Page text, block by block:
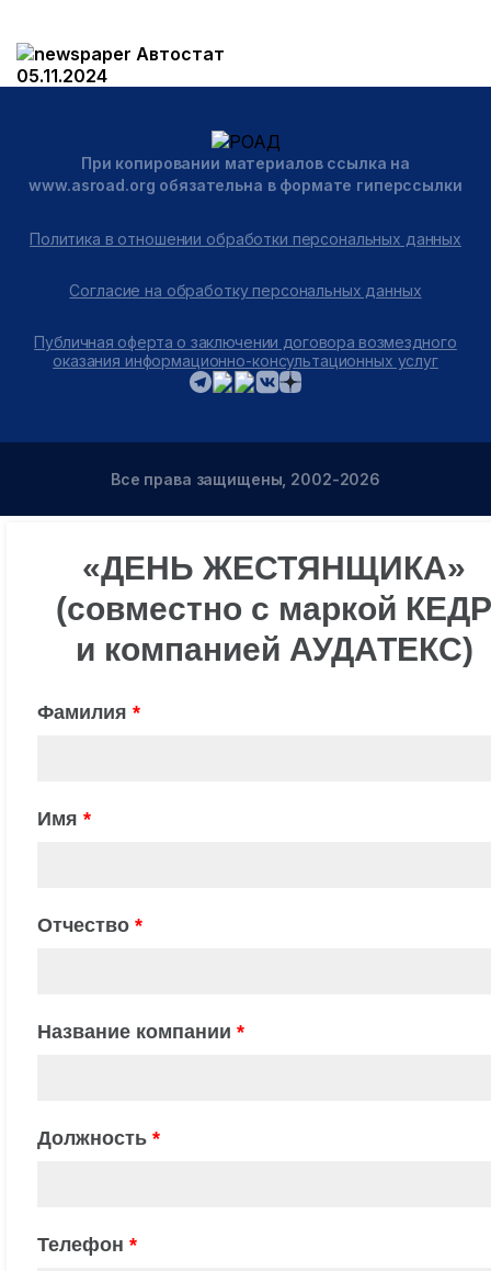
Автостат
05.11.2024
При копировании материалов ссылка на
www.asroad.org обязательна в формате гиперссылки
Политика в отношении обработки персональных данных
Согласие на обработку персональных данных
Публичная оферта о заключении договора возмездного
оказания информационно-консультационных услуг
Все права защищены, 2002-2026